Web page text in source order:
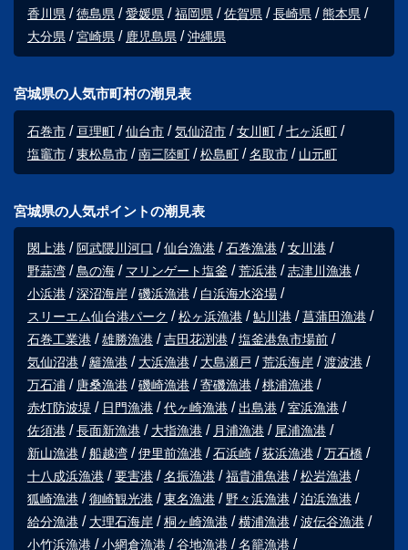
香川県
徳島県 愛媛県 福岡県 佐賀県 長崎県
熊本県
大分県
宮崎県 鹿児島県 沖縄県
宮城県の人気市町村の潮見表
石巻市 亘理町 仙台市 気仙沼市 女川町
七ヶ浜町
塩竈市
東松島市 南三陸町 松島町 名取市 山元町
宮城県の人気ポイントの潮見表
閖上港 阿武隈川河口 仙台漁港 石巻漁港
女川港
野蒜湾
鳥の海 マリンゲート塩釜 荒浜港
志津川漁港
小浜港
深沼海岸 磯浜漁港
白浜海水浴場
スリーエム仙台港パーク
松ヶ浜漁港 鮎川港
菖蒲田漁港
石巻工業港
雄勝漁港 吉田花渕港
塩釜港魚市場前
気仙沼港
籬漁港 大浜漁港 大島瀬戸 荒浜海岸
渡波港
万石浦
唐桑漁港 磯崎漁港 寄磯漁港
桃浦漁港
赤灯防波堤
日門漁港 代ヶ崎漁港 出島港
室浜漁港
佐須港
長面新漁港 大指漁港 月浦漁港
尾浦漁港
新山漁港
船越湾 伊里前漁港 石浜崎 荻浜漁港
万石橋
十八成浜漁港
要害港 名振漁港 福貴浦魚港
松岩漁港
狐崎漁港
御崎観光港 東名漁港 野々浜漁港
泊浜漁港
給分漁港
大理石海岸 桐ヶ崎漁港 横浦漁港
波伝谷漁港
小竹浜漁港
小網倉漁港 谷地漁港 名籠漁港